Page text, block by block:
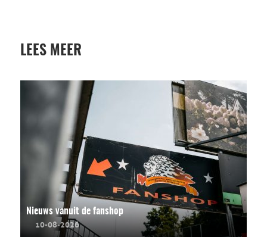
LEES MEER
Nieuws vanuit de fanshop
10-08-2026